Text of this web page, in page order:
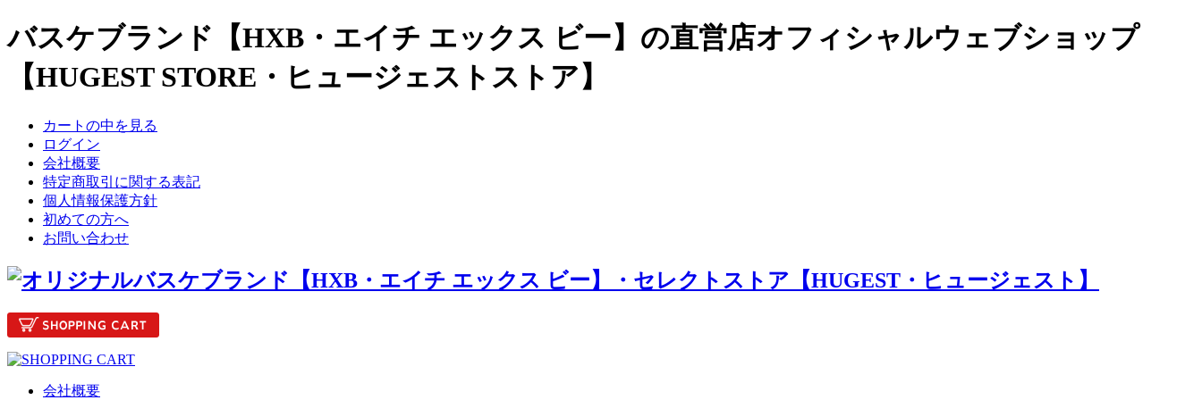
バスケブランド【HXB・エイチ エックス ビー】の直営店オフィシャルウェブショップ
【HUGEST STORE・ヒュージェストストア】
カートの中を見る
ログイン
会社概要
特定商取引に関する表記
個人情報保護方針
初めての方へ
お問い合わせ
会社概要